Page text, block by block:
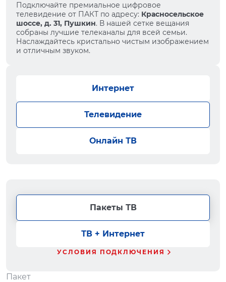
Подключайте премиальное цифровое
телевидение от ПАКТ по адресу: Красносельское
шоссе, д. 31, Пушкин. В нашей сетке вещания
собраны лучшие телеканалы для всей семьи.
Наслаждайтесь кристально чистым изображением
и отличным звуком.
Интернет
Телевидение
Онлайн ТВ
Пакеты ТВ
ТВ + Интернет
УСЛОВИЯ ПОДКЛЮЧЕНИЯ
Пакет